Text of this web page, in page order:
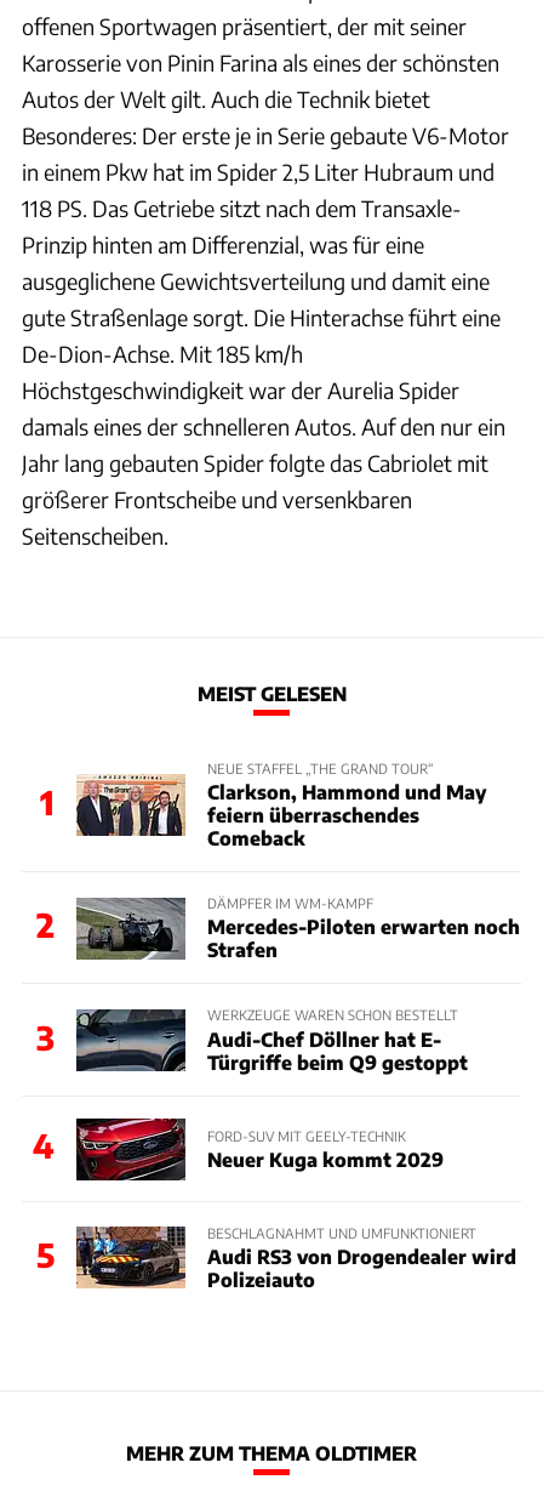
offenen Sportwagen präsentiert, der mit seiner
Karosserie von Pinin Farina als eines der schönsten
Autos der Welt gilt. Auch die Technik bietet
Besonderes: Der erste je in Serie gebaute V6-Motor
in einem Pkw hat im Spider 2,5 Liter Hubraum und
118 PS. Das Getriebe sitzt nach dem Transaxle-
Prinzip hinten am Differenzial, was für eine
ausgeglichene Gewichtsverteilung und damit eine
gute Straßenlage sorgt. Die Hinterachse führt eine
De-Dion-Achse. Mit 185 km/h
Höchstgeschwindigkeit war der Aurelia Spider
damals eines der schnelleren Autos. Auf den nur ein
Jahr lang gebauten Spider folgte das Cabriolet mit
größerer Frontscheibe und versenkbaren
Seitenscheiben.
MEIST GELESEN
1
NEUE STAFFEL „THE GRAND TOUR“
Clarkson, Hammond und May
feiern überraschendes
Comeback
2
DÄMPFER IM WM-KAMPF
Mercedes-Piloten erwarten noch
Strafen
3
WERKZEUGE WAREN SCHON BESTELLT
Audi-Chef Döllner hat E-
Türgriffe beim Q9 gestoppt
4 FORD-SUV MIT GEELY-TECHNIK
Neuer Kuga kommt 2029
5
BESCHLAGNAHMT UND UMFUNKTIONIERT
Audi RS3 von Drogendealer wird
Polizeiauto
MEHR ZUM THEMA OLDTIMER